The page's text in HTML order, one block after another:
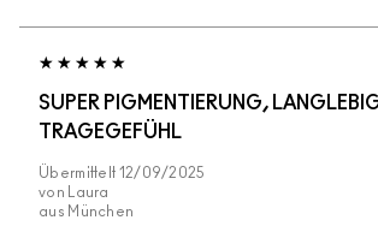
SUPER PIGMENTIERUNG,
TRAGEGEFÜHL
Übermittelt 12/09/2025
von Laura
aus München